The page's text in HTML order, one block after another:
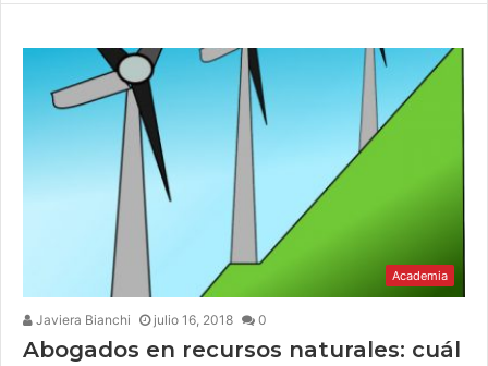
Academia
Javiera Bianchi julio 16, 2018 0
Abogados en recursos naturales: cuál